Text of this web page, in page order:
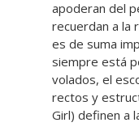
apoderan del
recuerdan a la
es de suma
siempre está
volados, el
rectos y
Girl) definen a